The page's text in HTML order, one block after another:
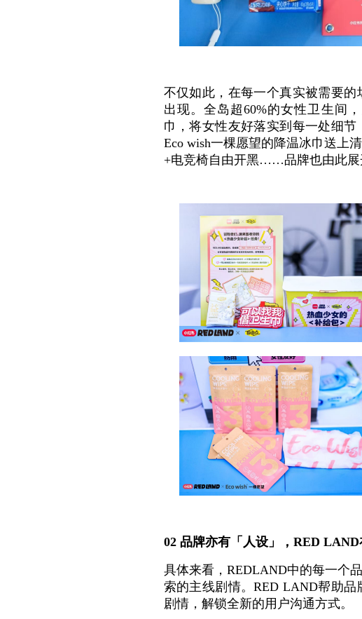
不仅如此，在每一个真实被需要
出现。全岛超60%的女性卫生间
巾，将女性友好落实到每一处细节
Eco wish一棵愿望的降温冰巾送上
+电竞椅自由开黑……品牌也由此展
02 品牌亦有「人设」，RED
具体来看，REDLAND中的每一个
索的主线剧情。RED LAND帮助
剧情，解锁全新的用户沟通方式。